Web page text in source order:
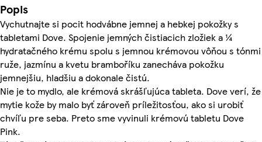
Popis
Vychutnajte si pocit hodvábne jemnej a hebkej pokožky s
tabletami Dove. Spojenie jemných čistiacich zložiek a ¼
hydratačného krému spolu s jemnou krémovou vôňou s tónmi
ruže, jazmínu a kvetu bramboříku zanecháva pokožku
jemnejšiu, hladšiu a dokonale čistú.
Nie je to mydlo, ale krémová skrášľujúca tableta. Dove verí, že
mytie kože by malo byť zároveň príležitosťou, ako si urobiť
chvíľu pre seba. Preto sme vyvinuli krémovú tabletu Dove
Pink.